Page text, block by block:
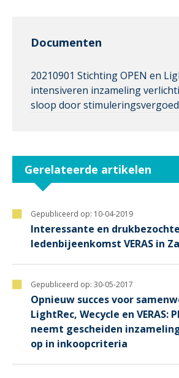
Documenten
20210901 Stichting OPEN en
intensiveren inzameling
sloop door
Gerelateerde artikelen
Gepubliceerd op: 10-04-2019
Interessante en drukbezochte
ledenbijeenkomst VERAS in
Gepubliceerd op: 30-05-2017
Opnieuw succes voor
LightRec, Wecycle en VERAS:
neemt gescheiden
op in inkoopcriteria